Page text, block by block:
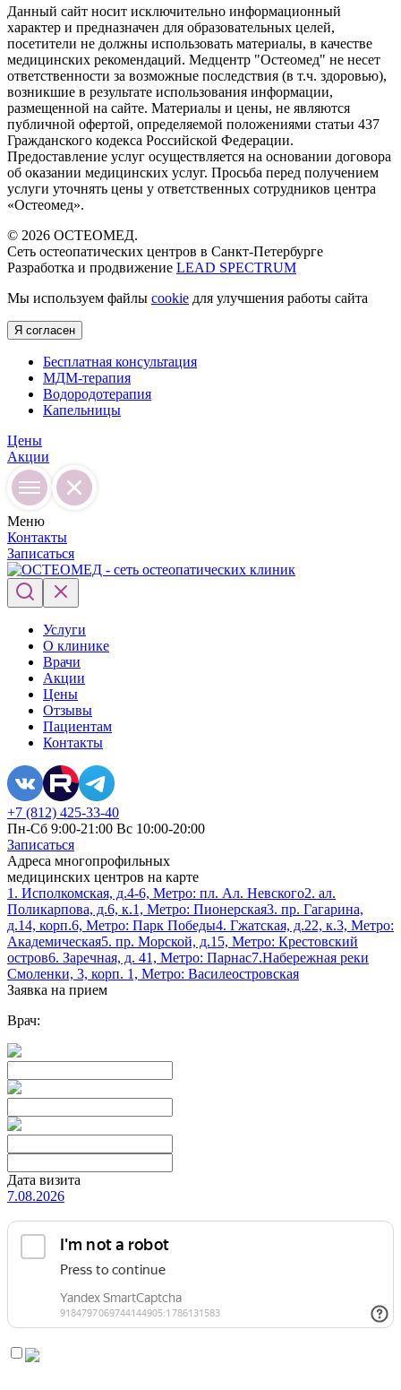
Данный сайт носит исключительно информационный
характер и предназначен для образовательных целей,
посетители не должны использовать материалы, в качестве
медицинских рекомендаций. Медцентр "Остеомед" не несет
ответственности за возможные последствия (в т.ч. здоровью),
возникшие в результате использования информации,
размещенной на сайте. Материалы и цены, не являются
публичной офертой, определяемой положениями статьи 437
Гражданского кодекса Российской Федерации.
Предоставление услуг осуществляется на основании договора
об оказании медицинских услуг. Просьба перед получением
услуги уточнять цены у ответственных сотрудников центра
«Остеомед».
© 2026 ОСТЕОМЕД.
Сеть остеопатических центров в Санкт-Петербурге
Разработка и продвижение LEAD SPECTRUM
Мы используем файлы cookie для улучшения работы сайта
Я согласен
Бесплатная консультация
МДМ-терапия
Водородотерапия
Капельницы
Цены
Акции
Меню
Контакты
Записаться
Услуги
О клинике
Врачи
Акции
Цены
Отзывы
Пациентам
Контакты
+7 (812) 425-33-40
Пн-Сб 9:00-21:00 Вс 10:00-20:00
Записаться
Адреса многопрофильных
медицинских центров на карте
1. Исполкомская, д.4-6, Метро: пл. Ал. Невского2. ал.
Поликарпова, д.6, к.1, Метро: Пионерская3. пр. Гагарина,
д.14, корп.6, Метро: Парк Победы4. Гжатская, д.22, к.3, Метро:
Академическая5. пр. Морской, д.15, Метро: Крестовский
остров6. Заречная, д. 41, Метро: Парнас7.Набережная реки
Смоленки, 3, корп. 1, Метро: Василеостровская
Заявка на прием
Врач:
Дата визита
7.08.2026